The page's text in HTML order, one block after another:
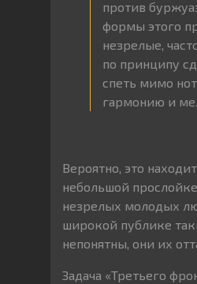
против
формы этого
незрелые,
по принципу
спеть мимо
гармонию и
Вероятно, это
небольшой
незрелых молодых
широкой публике
непонятны, они их
Задача «Третьего